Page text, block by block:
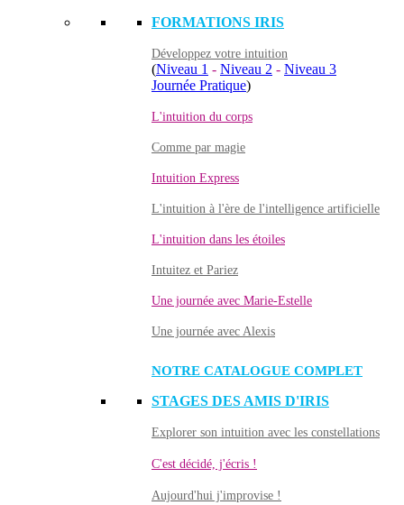
FORMATIONS IRIS
Développez votre intuition
(Niveau 1 - Niveau 2 - Niveau 3
Journée Pratique)
L'intuition du corps
Comme par magie
Intuition Express
L'intuition à l'ère de l'intelligence artificielle
L'intuition dans les étoiles
Intuitez et Pariez
Une journée avec Marie-Estelle
Une journée avec Alexis
NOTRE CATALOGUE COMPLET
STAGES DES AMIS D'IRIS
Explorer son intuition avec les constellations
C'est décidé, j'écris !
Aujourd'hui j'improvise !